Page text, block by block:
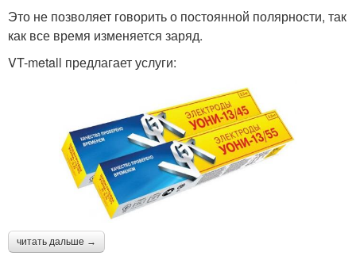
Это не позволяет говорить о постоянной полярности, так
как все время изменяется заряд.
VT-metall предлагает услуги:
читать дальше →